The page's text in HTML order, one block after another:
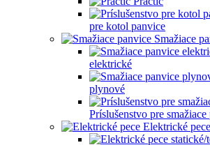
pre kotol panvice
Smažiace
elektrické
plynové
Príslušenstvo pre smažiace
Elektrické pece